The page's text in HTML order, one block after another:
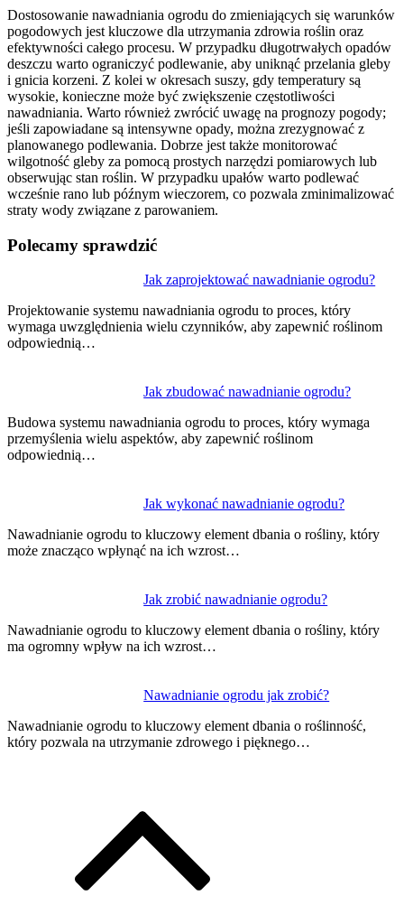
Dostosowanie nawadniania ogrodu do zmieniających się warunków
pogodowych jest kluczowe dla utrzymania zdrowia roślin oraz
efektywności całego procesu. W przypadku długotrwałych opadów
deszczu warto ograniczyć podlewanie, aby uniknąć przelania gleby
i gnicia korzeni. Z kolei w okresach suszy, gdy temperatury są
wysokie, konieczne może być zwiększenie częstotliwości
nawadniania. Warto również zwrócić uwagę na prognozy pogody;
jeśli zapowiadane są intensywne opady, można zrezygnować z
planowanego podlewania. Dobrze jest także monitorować
wilgotność gleby za pomocą prostych narzędzi pomiarowych lub
obserwując stan roślin. W przypadku upałów warto podlewać
wcześnie rano lub późnym wieczorem, co pozwala zminimalizować
straty wody związane z parowaniem.
Polecamy sprawdzić
Jak zaprojektować nawadnianie ogrodu?
Projektowanie systemu nawadniania ogrodu to proces, który
wymaga uwzględnienia wielu czynników, aby zapewnić roślinom
odpowiednią…
Jak zbudować nawadnianie ogrodu?
Budowa systemu nawadniania ogrodu to proces, który wymaga
przemyślenia wielu aspektów, aby zapewnić roślinom
odpowiednią…
Jak wykonać nawadnianie ogrodu?
Nawadnianie ogrodu to kluczowy element dbania o rośliny, który
może znacząco wpłynąć na ich wzrost…
Jak zrobić nawadnianie ogrodu?
Nawadnianie ogrodu to kluczowy element dbania o rośliny, który
ma ogromny wpływ na ich wzrost…
Nawadnianie ogrodu jak zrobić?
Nawadnianie ogrodu to kluczowy element dbania o roślinność,
który pozwala na utrzymanie zdrowego i pięknego…
wpisu